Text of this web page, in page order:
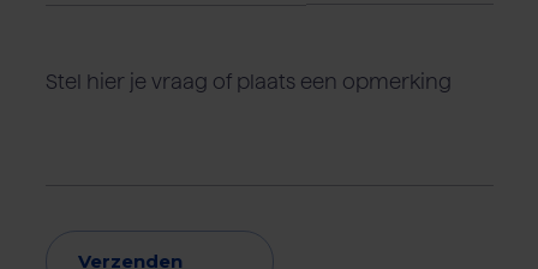
Verzenden